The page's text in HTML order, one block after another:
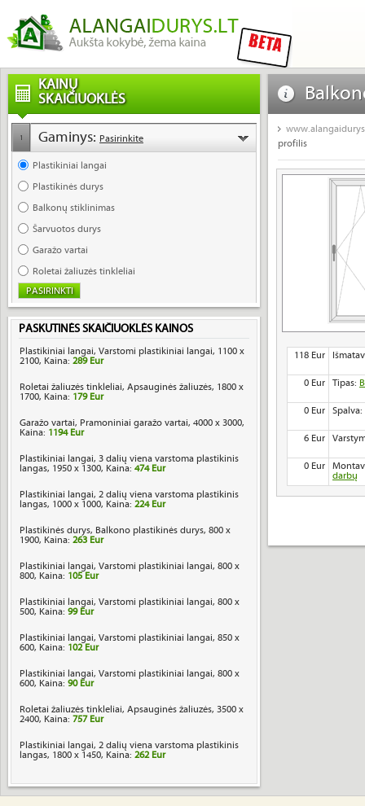
KAINŲ
SKAIČIUOKLĖS
1 Gaminys: Pasirinkite
Plastikiniai langai
Plastikinės durys
Balkonų stiklinimas
Šarvuotos durys
Garažo vartai
Roletai žaliuzės tinkleliai
PASKUTINĖS SKAIČIUOKLĖS KAINOS
Plastikiniai langai, Varstomi plastikiniai langai, 1100 x
2100, Kaina: 289 Eur
Roletai žaliuzės tinkleliai, Apsauginės žaliuzės, 1800 x
1700, Kaina: 179 Eur
Garažo vartai, Pramoniniai garažo vartai, 4000 x 3000,
Kaina: 1194 Eur
Plastikiniai langai, 3 dalių viena varstoma plastikinis
langas, 1950 x 1300, Kaina: 474 Eur
Plastikiniai langai, 2 dalių viena varstoma plastikinis
langas, 1000 x 1000, Kaina: 224 Eur
Plastikinės durys, Balkono plastikinės durys, 800 x
1900, Kaina: 263 Eur
Plastikiniai langai, Varstomi plastikiniai langai, 800 x
800, Kaina: 105 Eur
Plastikiniai langai, Varstomi plastikiniai langai, 800 x
500, Kaina: 99 Eur
Plastikiniai langai, Varstomi plastikiniai langai, 850 x
600, Kaina: 102 Eur
Plastikiniai langai, Varstomi plastikiniai langai, 800 x
600, Kaina: 90 Eur
Roletai žaliuzės tinkleliai, Apsauginės žaliuzės, 3500 x
2400, Kaina: 757 Eur
Plastikiniai langai, 2 dalių viena varstoma plastikinis
langas, 1800 x 1450, Kaina: 262 Eur
pigus
profilis
118 Eur
0 Eur Tipas:
0 Eur Spalva:
6 Eur
0 Eur
darbų